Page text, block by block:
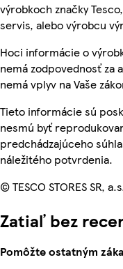
výrobkoch značky
servis, alebo výrobcu
Hoci informácie o
nemá zodpovednosť za
nemá vplyv na Vaše
Tieto informácie sú
nesmú byť
predchádzajúceho
náležitého potvrdenia.
© TESCO STORES SR,
Zatiaľ bez
Pomôžte ostatným